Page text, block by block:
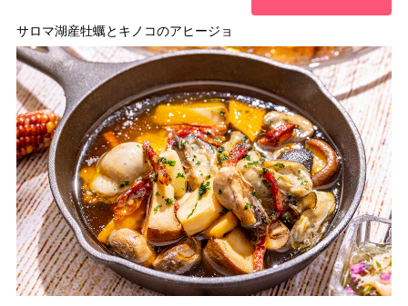
サロマ湖産牡蠣とキノコのアヒージョ